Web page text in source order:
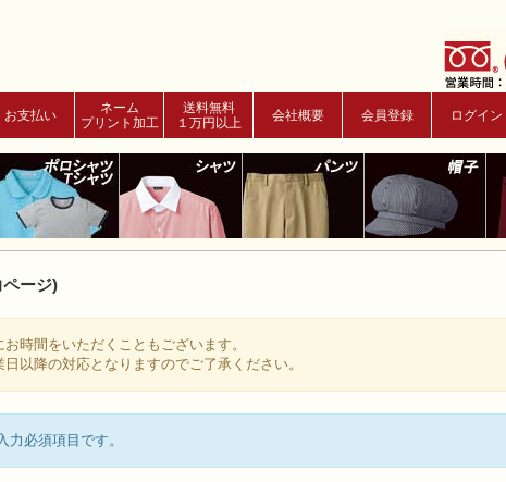
ログイン
会員登録
会社概要
送料無料
１万円以上
ネーム
プリント加工
お支払い
ージ)
時間をいただくこともございます。
以降の対応となりますのでご了承ください。
力必須項目です。